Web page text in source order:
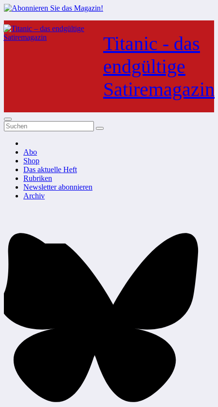
Zum
Inhalt
springen
Titanic - das
endgültige
Satiremagazin
Abo
Shop
Das aktuelle Heft
Rubriken
Newsletter abonnieren
Archiv